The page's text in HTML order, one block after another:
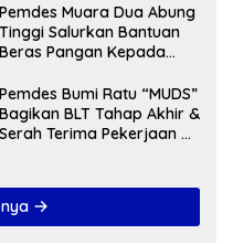
Pemdes Muara Dua Abung
Tinggi Salurkan Bantuan
Beras Pangan Kepada
Pemdes Bumi Ratu “MUDS”
Bagikan BLT Tahap Akhir &
Serah Terima Pekerjaan Di